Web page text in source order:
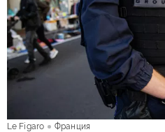
Le Figaro Франция